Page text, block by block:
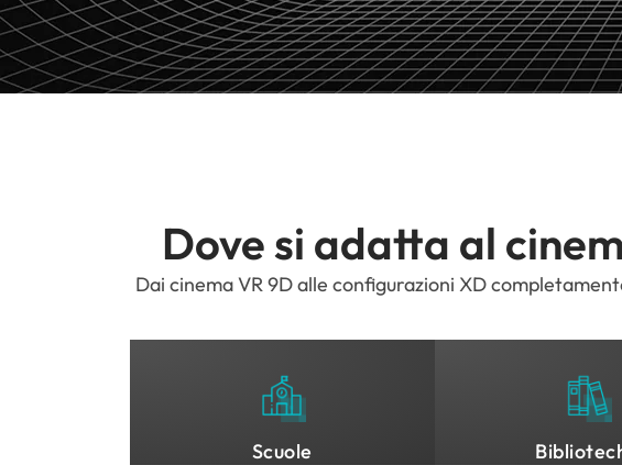
Dove si adatta al
Dai cinema VR 9D alle configurazioni XD
Scuole